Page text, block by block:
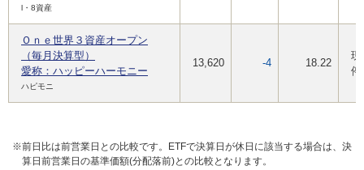
l・8資産
Ｏｎｅ世界３資産オープン
（毎月決算型）
愛称：ハッピーハーモニー
ハピモニ
13,620 -4 18.22
現
停
※前日比は前営業日との比較です。ETFで決算日が休日に該当する場合は、決
算日前営業日の基準価額(分配落前)との比較となります。